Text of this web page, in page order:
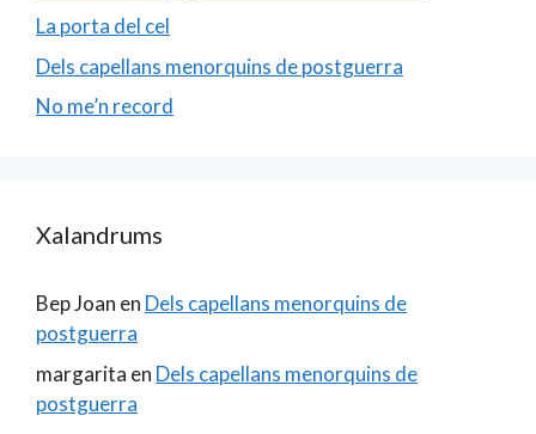
La porta del cel
Dels capellans menorquins de postguerra
No me’n record
Xalandrums
Bep Joan en Dels capellans menorquins de
postguerra
margarita en Dels capellans menorquins de
postguerra